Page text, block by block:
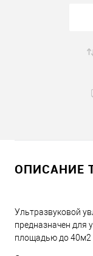
ОПИСАНИЕ
Ультразвуковой
предназначен для
площадью до 40м2